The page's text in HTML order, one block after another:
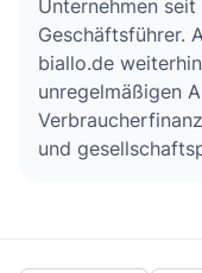
Unternehmen
Geschäftsführer.
biallo.de
unregelmäßigen
und